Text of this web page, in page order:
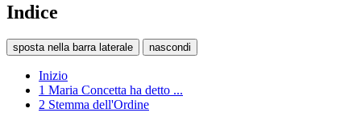
Indice
sposta nella barra laterale nascondi
Inizio
1 Maria Concetta ha detto ...
2 Stemma dell'Ordine